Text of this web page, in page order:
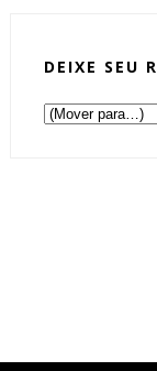
DEIXE SEU